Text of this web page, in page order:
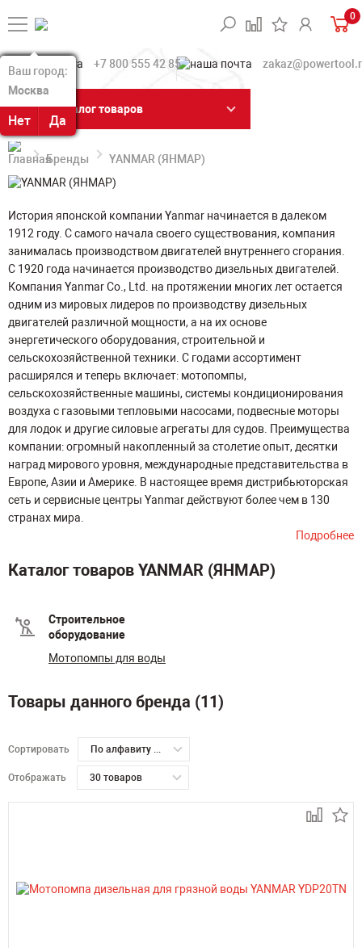
Ваш город:
Москва
Нет Да
Ваш город:
Москва
Нет Да
0
+7 800 555 42 85
Каталог товаров
Бренды YANMAR (ЯНМАР)
История японской компании Yanmar начинается в далеком
1912 году. С самого начала своего существования, компания
занималась производством двигателей внутреннего сгорания.
С 1920 года начинается производство дизельных двигателей.
Компания Yanmar Co., Ltd. на протяжении многих лет остается
одним из мировых лидеров по производству дизельных
двигателей различной мощности, а на их основе
энергетического оборудования, строительной и
сельскохозяйственной техники. С годами ассортимент
расширялся и теперь включает: мотопомпы,
сельскохозяйственные машины, системы кондиционирования
воздуха с газовыми тепловыми насосами, подвесные моторы
для лодок и другие силовые агрегаты для судов. Преимущества
компании: огромный накопленный за столетие опыт, десятки
наград мирового уровня, международные представительства в
Европе, Азии и Америке. В настоящее время дистрибьюторская
сеть и сервисные центры Yanmar действуют более чем в 130
странах мира.
Подробнее
Каталог товаров YANMAR (ЯНМАР)
Строительное
оборудование
Мотопомпы для воды
Товары данного бренда (11)
Сортировать По алфавиту А-Я
Отображать 30 товаров